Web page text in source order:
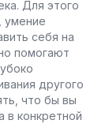
Для этого
умение
себя на
помогают
другого
что бы вы
в конкретной